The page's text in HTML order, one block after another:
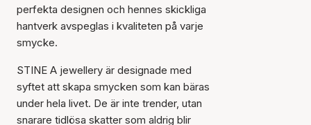
perfekta designen och hennes skickliga
hantverk avspeglas i kvaliteten på varje
smycke.
STINE A jewellery är designade med
syftet att skapa smycken som kan bäras
under hela livet. De är inte trender, utan
snarare tidlösa skatter som aldrig blir